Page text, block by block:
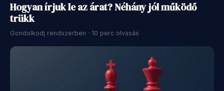
Hogyan írjuk le az árat? Néhány jól működő
trükk
Gondolkodj rendszerben · 10 perc olvasás